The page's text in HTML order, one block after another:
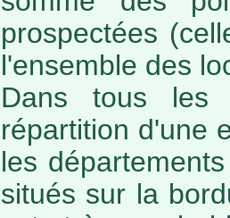
prospectées
l'ensemble des
Dans tous les
répartition d'une
les
situés sur la